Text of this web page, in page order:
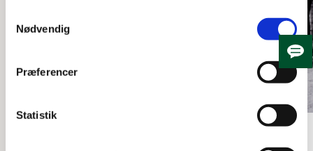
Nødvendig
Præferencer
Statistik